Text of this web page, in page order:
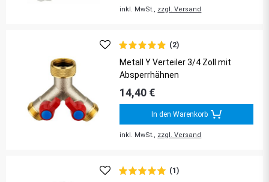
inkl. MwSt., zzgl. Versand
(2)
Metall Y Verteiler 3/4 Zoll mit
Absperrhähnen
14,40 €
In den Warenkorb
inkl. MwSt., zzgl. Versand
(1)